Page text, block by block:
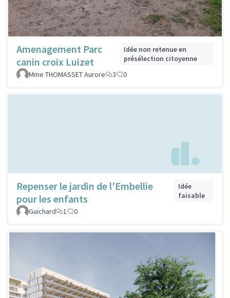
Amenagement Parc
canin croix Luizet
Idée non retenue en
présélection citoyenne
Mme THOMASSET Aurore
3 0
Repenser le jardin de l'Embellie
pour les enfants
Idée
faisable
Guichard
1 0